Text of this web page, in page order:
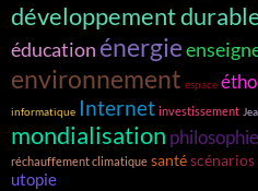
développement
éducationénergie
environnement espace
informatique Internet investissement
mondialisation philosophie
réchauffement climatique santéscénarios
utopie